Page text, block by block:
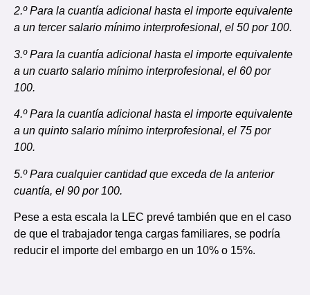
2.º Para la cuantía adicional hasta el importe equivalente
a un tercer salario mínimo interprofesional, el 50 por 100.
3.º Para la cuantía adicional hasta el importe equivalente
a un cuarto salario mínimo interprofesional, el 60 por
100.
4.º Para la cuantía adicional hasta el importe equivalente
a un quinto salario mínimo interprofesional, el 75 por
100.
5.º Para cualquier cantidad que exceda de la anterior
cuantía, el 90 por 100.
Pese a esta escala la LEC prevé también que en el caso
de que el trabajador tenga cargas familiares, se podría
reducir el importe del embargo en un 10% o 15%.